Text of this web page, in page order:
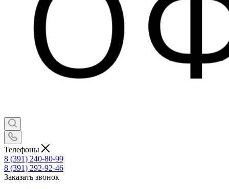
Телефоны
8 (391) 240-80-99
8 (391) 292-92-46
Заказать звонок